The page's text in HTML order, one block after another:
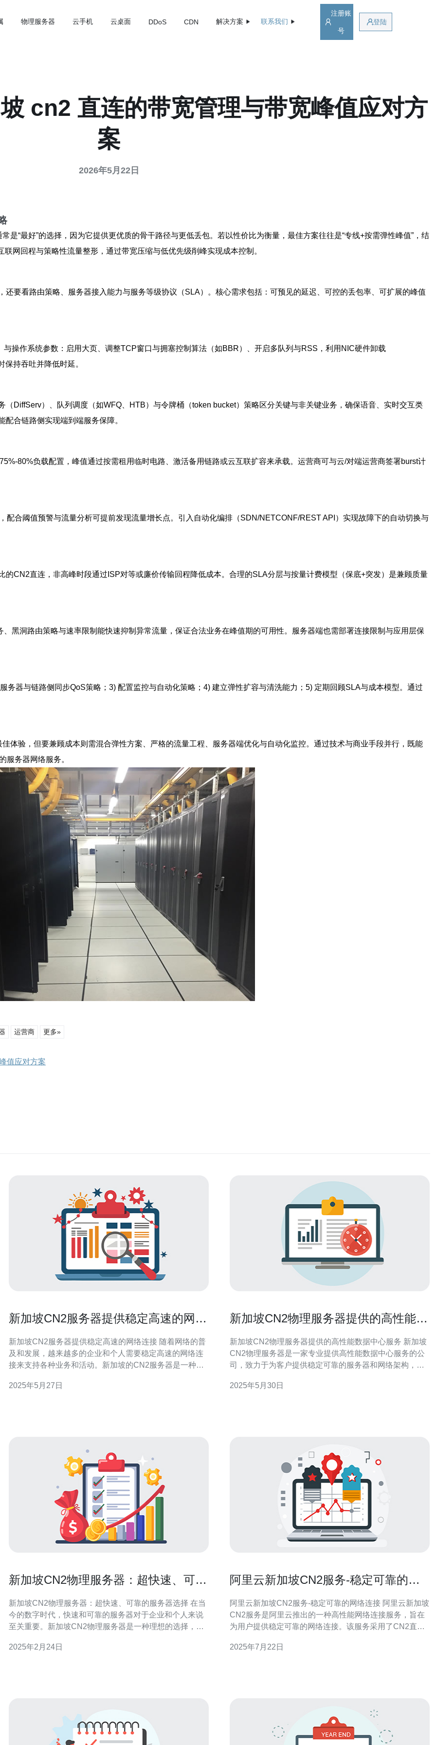
物理服务器 云手机 云桌面 DDoS CDN 解决方案 联系我们
注册账
号
登陆
cn2 直连的带宽管理与带宽峰值应对方
案
2026年5月22日
常是“最好”的选择，因为它提供更优质的骨干路径与更低丢包。若以性价比为衡量，最佳方案往往是“专线+按需弹性峰值”，结
网回程与策略性流量整形，通过带宽压缩与低优先级削峰实现成本控制。
还要看路由策略、服务器接入能力与服务等级协议（SLA）。核心需求包括：可预见的延迟、可控的丢包率、可扩展的峰值
操作系统参数：启用大页、调整TCP窗口与拥塞控制算法（如BBR）、开启多队列与RSS，利用NIC硬件卸载
持吞吐并降低时延。
DiffServ）、队列调度（如WFQ、HTB）与令牌桶（token bucket）策略区分关键与非关键业务，确保语音、实时交互类
合链路侧实现端到端服务保障。
80%负载配置，峰值通过按需租用临时电路、激活备用链路或云互联扩容来承载。运营商可与云/对端运营商签署burst计
合阈值预警与流量分析可提前发现流量增长点。引入自动化编排（SDN/NETCONF/REST API）实现故障下的自动切换与
CN2直连，非高峰时段通过ISP对等或廉价传输回程降低成本。合理的SLA分层与按量计费模型（保底+突发）是兼顾质量
黑洞路由策略与速率限制能快速抑制异常流量，保证合法业务在峰值期的可用性。服务器端也需部署连接限制与应用层保
务器与链路侧同步QoS策略；3) 配置监控与自动化策略；4) 建立弹性扩容与清洗能力；5) 定期回顾SLA与成本模型。通过
体验，但要兼顾成本则需混合弹性方案、严格的流量工程、服务器端优化与自动化监控。通过技术与商业手段并行，既能
服务器网络服务。
运营商 更多»
值应对方案
新加坡CN2服务器提供稳定高速的网络
新加坡CN2服务器提供稳定高速的网络连接 随着网络的普
及和发展，越来越多的企业和个人需要稳定高速的网络连
接来支持各种业务和活动。新加坡的CN2服务器是一种提
输数据和进行在线交流。 CN2服务器是指采用了中国电信
2025年5月27日
新加坡CN2物理服务器提供的高性能数
新加坡CN2物理服务器提供的高性能数据中心服务 新加坡
CN2物理服务器是一家专业提供高性能数据中心服务的公
司，致力于为客户提供稳定可靠的服务器和网络架构，以
服务器配置高端，采用最新的硬件设备和技术，保证了服
2025年5月30日
新加坡CN2物理服务器：超快速、可靠
新加坡CN2物理服务器：超快速、可靠的服务器选择 在当
今的数字时代，快速和可靠的服务器对于企业和个人来说
至关重要。新加坡CN2物理服务器是一种理想的选择，因
主要优势： 超快速连接：新加坡CN2物理服务器采用了高
2025年2月24日
阿里云新加坡CN2服务-稳定可靠的网
阿里云新加坡CN2服务-稳定可靠的网络连接 阿里云新加坡
CN2服务是阿里云推出的一种高性能网络连接服务，旨在
为用户提供稳定可靠的网络连接。该服务采用了CN2直连
量。 阿里云新加坡CN2服务的主要优势包括： 稳定性：采
2025年7月22日